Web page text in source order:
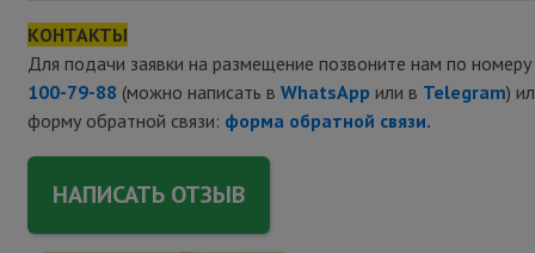
КОНТАКТЫ
Для подачи заявки на размещение позвоните нам по
100-79-88 (можно написать в WhatsApp или в Telegram)
форму обратной связи: форма обратной связи.
НАПИСАТЬ ОТЗЫВ